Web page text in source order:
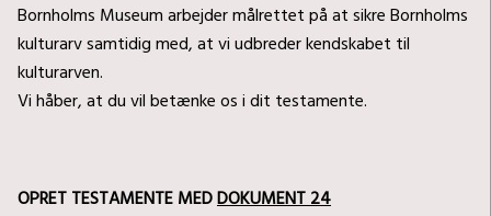
Bornholms Museum arbejder målrettet på at sikre Bornholms
kulturarv samtidig med, at vi udbreder kendskabet til
kulturarven.
Vi håber, at du vil betænke os i dit testamente.
OPRET TESTAMENTE MEDDOKUMENT 24